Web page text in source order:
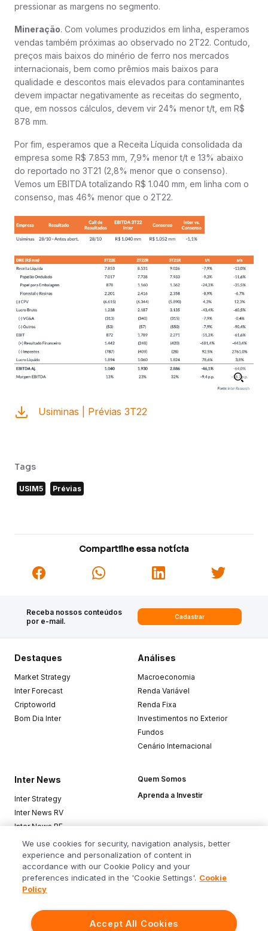
pressionar as margens no segmento.
Mineração. Com volumes produzidos em linha, esperamos
vendas também próximas ao observado no 2T22. Contudo,
preços mais baixos do minério de ferro nos mercados
internacionais, bem como prêmios mais baixos para
qualidade e descontos mais elevados para contaminantes
devem impactar negativamente as receitas do segmento,
que, em nossos cálculos, devem vir 24% menor t/t, em R$
878 mm.
Por fim, esperamos que a Receita Líquida consolidada da
empresa some R$ 7.853 mm, 7,9% menor t/t e 13% abaixo
do reportado no 3T21 (2,8% menor que o consenso).
Vemos um EBITDA totalizando R$ 1.040 mm, em linha com o
consenso, mas 46% menor que o 2T22.
Usiminas | Prévias 3T22
Tags
USIM5 Prévias
Compartilhe essa notícia
Receba nossos conteúdos
por e-mail.
Cadastrar
Destaques
Market Strategy
Inter Forecast
Criptoworld
Bom Dia Inter
Análises
Macroeconomia
Renda Variável
Renda Fixa
Investimentos no Exterior
Fundos
Cenário Internacional
Inter News
Inter Strategy
Inter News RV
Inter News RF
Top Funds
Quem Somos
Aprenda a Investir
Baixe o app
We use cookies for security, navigation analysis, better
experience and personalization of content in
accordance with our Cookie Policy and your
preferences indicated in the 'Cookie Settings'. Cookie
Policy
Accept All Cookies